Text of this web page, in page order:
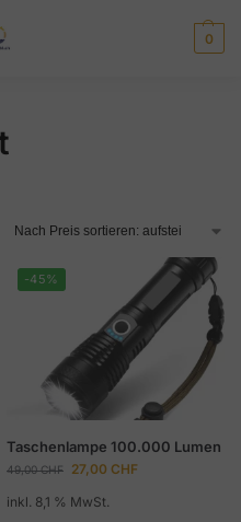
0
-45%
Taschenlampe 100.000 Lumen
49,00CHF 27,00 CHF
inkl. 8,1 % MwSt.